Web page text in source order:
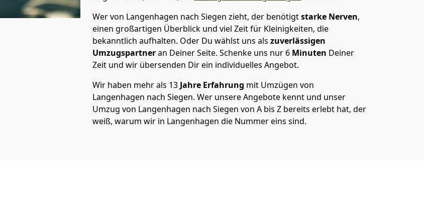
Wer von Langenhagen nach Siegen zieht, der benötigtstarke Nerven,
einen großartigen Überblick und viel Zeit für Kleinigkeiten, die
bekanntlich aufhalten. Oder Du wählst uns als zuverlässigen
Umzugspartneran Deiner Seite. Schenke uns nur 6 Minuten Deiner
Zeit und wir übersenden Dir ein individuelles Angebot.
Wir haben mehr als 13 Jahre Erfahrung mit Umzügen von
Langenhagen nach Siegen. Wer unsere Angebote kennt und unser
Umzug von Langenhagen nach Siegen von A bis Z bereits erlebt hat, der
weiß, warum wir in Langenhagen die Nummer eins sind.